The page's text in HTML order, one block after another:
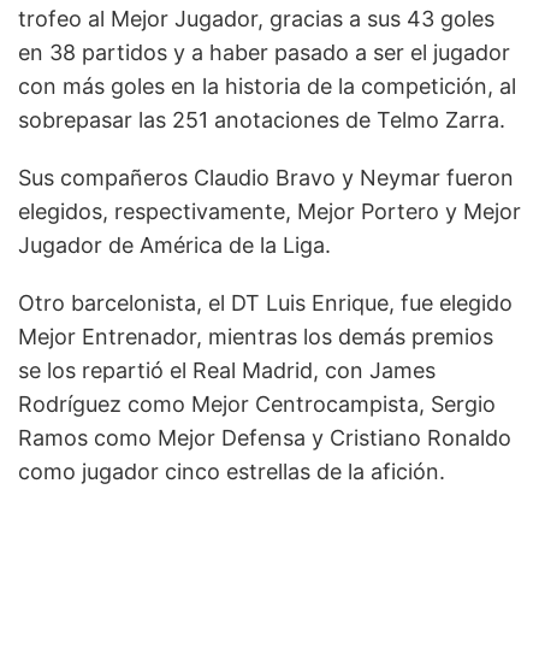
trofeo al Mejor Jugador, gracias a sus 43 goles
en 38 partidos y a haber pasado a ser el jugador
con más goles en la historia de la competición, al
sobrepasar las 251 anotaciones de Telmo Zarra.
Sus compañeros Claudio Bravo y Neymar fueron
elegidos, respectivamente, Mejor Portero y Mejor
Jugador de América de la Liga.
Otro barcelonista, el DT Luis Enrique, fue elegido
Mejor Entrenador, mientras los demás premios
se los repartió el Real Madrid, con James
Rodríguez como Mejor Centrocampista, Sergio
Ramos como Mejor Defensa y Cristiano Ronaldo
como jugador cinco estrellas de la afición.